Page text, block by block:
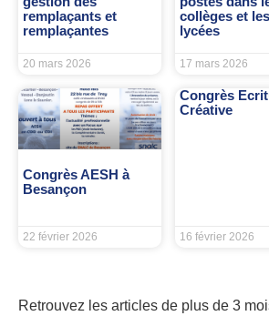
remplaçants et
remplaçantes
20 mars 2026
collèges et les
lycées
17 mars 2026
Congrès AESH à
Besançon
22 février 2026
Congrès
Créative
16 février 2026
Retrouvez les articles de plus de 3